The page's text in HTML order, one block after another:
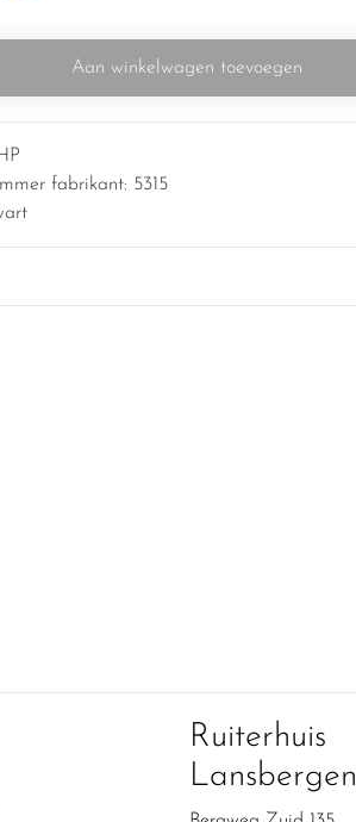
Aan winkelwagen toevoegen
fabrikant: 5315
Ruiterhuis
Lansbergen